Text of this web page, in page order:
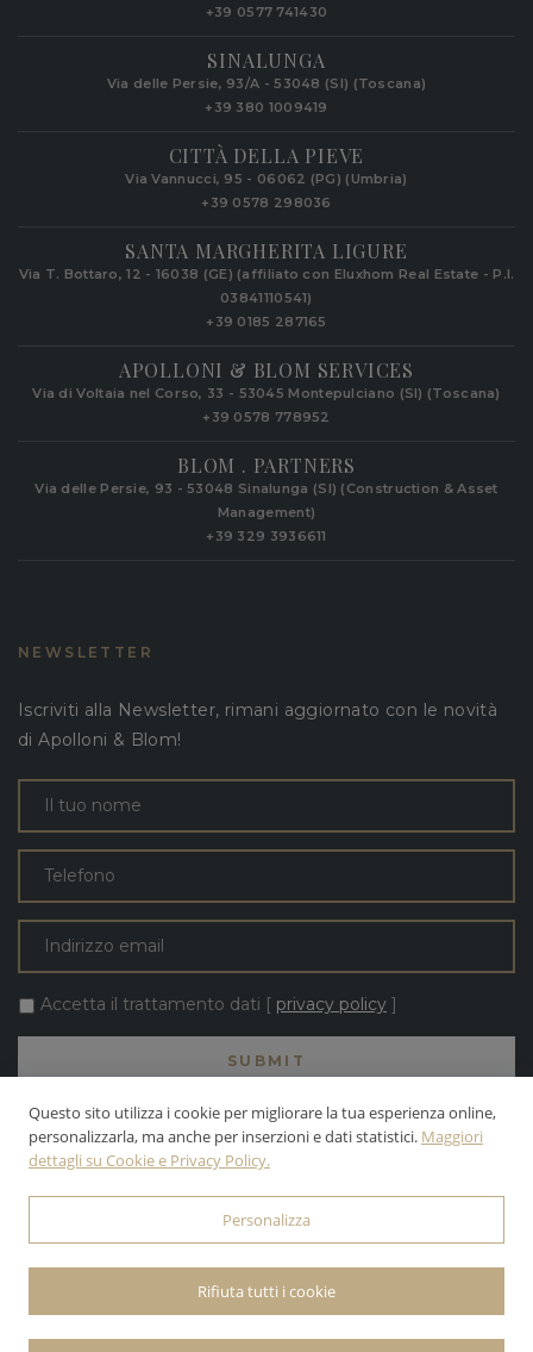
+39 0577 741430
SINALUNGA
Via delle Persie, 93/A - 53048 (SI) (Toscana)
+39 380 1009419
CITTÀ DELLA PIEVE
Via Vannucci, 95 - 06062 (PG) (Umbria)
+39 0578 298036
SANTA MARGHERITA LIGURE
Via T. Bottaro, 12 - 16038 (GE) (affiliato con Eluxhom Real Estate - P.I.
03841110541)
+39 0185 287165
APOLLONI & BLOM SERVICES
Via di Voltaia nel Corso, 33 - 53045 Montepulciano (SI) (Toscana)
+39 0578 778952‬
BLOM . PARTNERS
Via delle Persie, 93 - 53048 Sinalunga (SI) (Construction & Asset
Management)
+39 329 3936611
NEWSLETTER
Iscriviti alla Newsletter, rimani aggiornato con le novità
di Apolloni & Blom!
Accetta il trattamento dati [ privacy policy ]
BLOM S.R.L. | INC. ALL RIGHTS RESERVED.
Questo sito utilizza i cookie per migliorare la tua esperienza online,
personalizzarla, ma anche per inserzioni e dati statistici. Maggiori
dettagli su Cookie e Privacy Policy.
Personalizza
Rifiuta tutti i cookie